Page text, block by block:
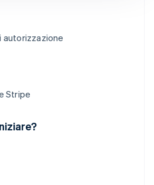
autorizzazione
Stripe